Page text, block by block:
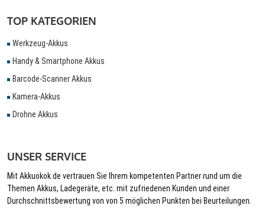
TOP KATEGORIEN
Werkzeug-Akkus
Handy & Smartphone Akkus
Barcode-Scanner Akkus
Kamera-Akkus
Drohne Akkus
UNSER SERVICE
Mit Akkuokok.de vertrauen Sie Ihrem kompetenten Partner rund um die
Themen Akkus, Ladegeräte, etc. mit zufriedenen Kunden und einer
Durchschnittsbewertung von von 5 möglichen Punkten bei Beurteilungen.